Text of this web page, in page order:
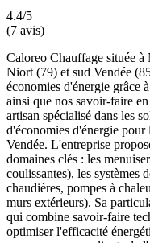
4.4/5
(7 avis)
Caloreo Chauffage située
Niort (79) et sud Vendée
économies d'énergie grâce
ainsi que nos savoir-faire
artisan spécialisé dans les
d'économies d'énergie
Vendée. L'entreprise
domaines clés : les
coulissantes), les systèmes
chaudières, pompes à
murs extérieurs). Sa
qui combine savoir-faire
optimiser l'efficacité